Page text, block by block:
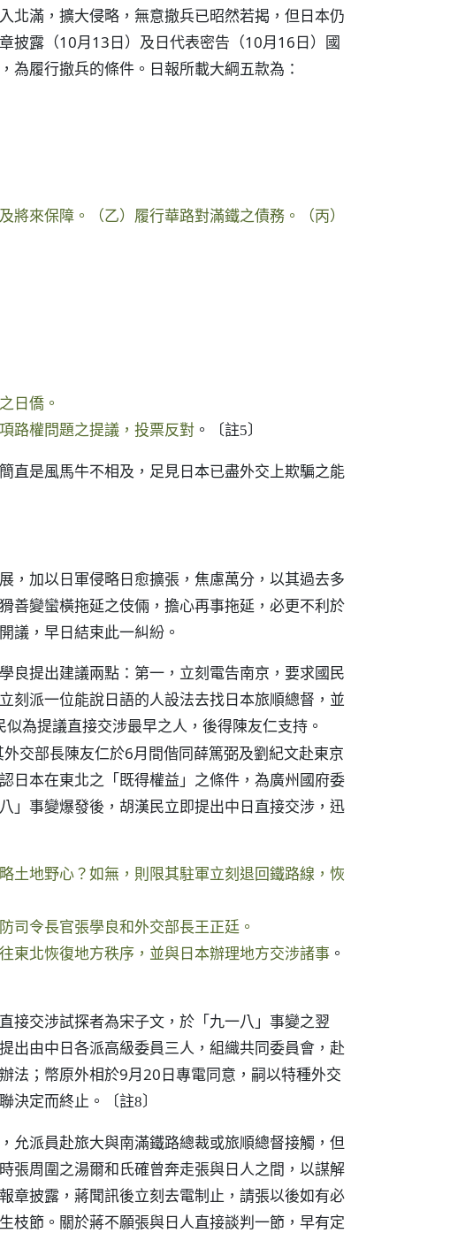
北滿，擴大侵略，無意撤兵已昭然若揭，但日本仍
披露（10月13日）及日代表密告（10月16日）國
為履行撤兵的條件。日報所載大綱五款為：
來保障。（乙）履行華路對滿鐵之債務。（丙）
日僑。
路權問題之提議，投票反對 。 〔註5〕
直是風馬牛不相及，足見日本已盡外交上欺騙之能
，加以日軍侵略日愈擴張，焦慮萬分，以其過去多
善變蠻橫拖延之伎倆，擔心再事拖延，必更不利於
議，早日結束此一糾紛。
良提出建議兩點：第一，立刻電告南京，要求國民
刻派一位能說日語的人設法去找日本旅順總督，並
似為提議直接交涉最早之人，後得陳友仁支持。
交部長陳友仁於6月間偕同薛篤弼及劉紀文赴東京
日本在東北之「既得權益」之條件，為廣州國府委
」事變爆發後，胡漢民立即提出中日直接交涉，迅
土地野心？如無，則限其駐軍立刻退回鐵路線，恢
司令長官張學良和外交部長王正廷。
東北恢復地方秩序，並與日本辦理地方交涉諸事 。
接交涉試探者為宋子文，於「九一八」事變之翌
出由中日各派高級委員三人，組織共同委員會，赴
法；幣原外相於9月20日專電同意，嗣以特種外交
決定而終止。
〔註8〕
允派員赴旅大與南滿鐵路總裁或旅順總督接觸，但
張周圍之湯爾和氏確曾奔走張與日人之間，以謀解
章披露，蔣聞訊後立刻去電制止，請張以後如有必
枝節。關於蔣不願張與日人直接談判一節，早有定